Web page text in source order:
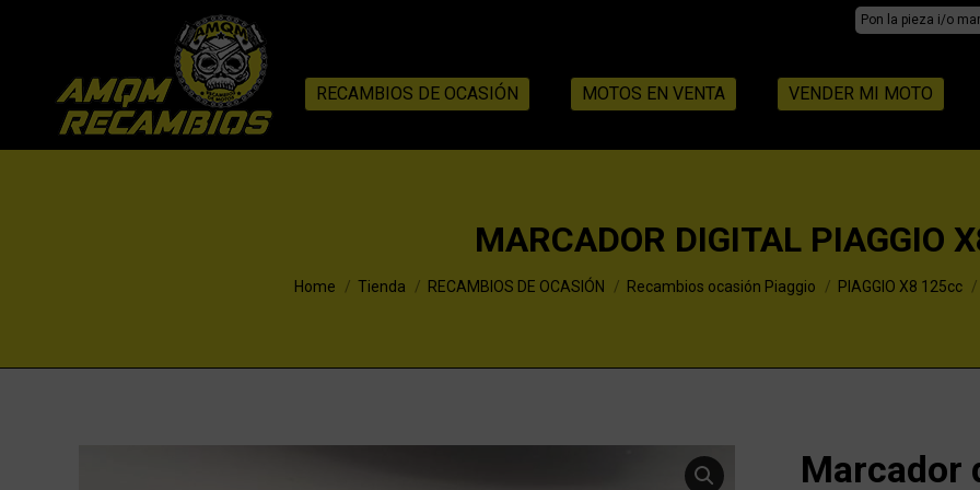
Search:
RECAMBIOS DE OCASIÓN MOTOS EN VENTA VENDER MI MOTO
MARCADOR DIGITAL PIAGGIO
You are here:
Home Tienda RECAMBIOS DE OCASIÓN Recambios ocasión Piaggio PIAGGIO X8 125cc
Marcador